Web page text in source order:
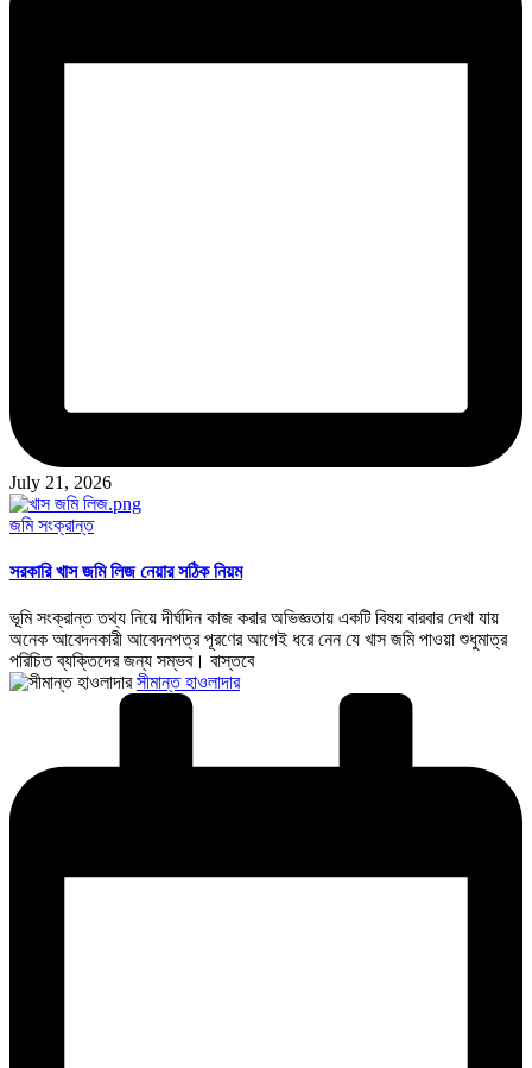
July 21, 2026
Posted
জমি সংক্রান্ত
সরকারি খাস জমি লিজ নেয়ার সঠিক নিয়ম
ভূমি সংক্রান্ত তথ্য নিয়ে দীর্ঘদিন কাজ করার অভিজ্ঞতায় একটি বিষয় বারবার দেখা যায়
অনেক আবেদনকারী আবেদনপত্র পূরণের আগেই ধরে নেন যে খাস জমি পাওয়া শুধুমাত্র
পরিচিত ব্যক্তিদের জন্য সম্ভব। বাস্তবে
Posted
সীমান্ত হাওলাদার